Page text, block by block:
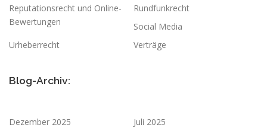
Reputationsrecht und Online-
Bewertungen
Rundfunkrecht
Social Media
Urheberrecht
Verträge
Blog-Archiv:
Dezember 2025
Juli 2025